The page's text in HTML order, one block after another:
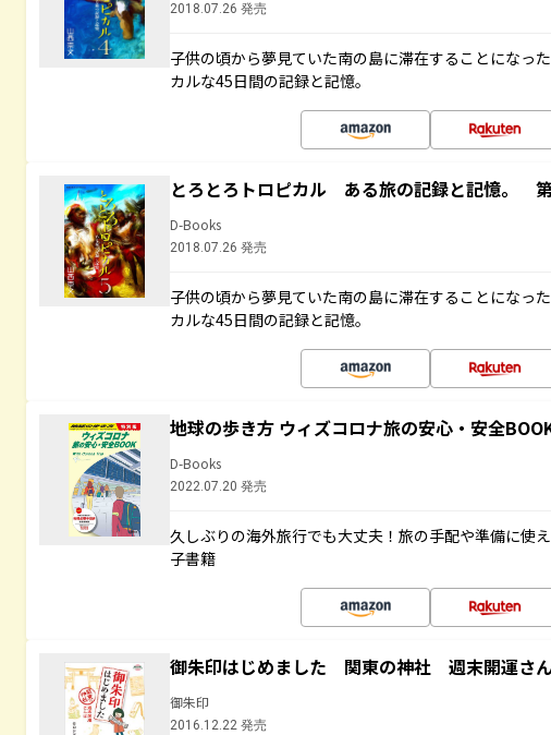
2018.07.26 発売
子供の頃から夢見ていた南の島に滞在することになっ
カルな45日間の記録と記憶。
とろとろトロピカル ある旅の記録と記憶。
D-Books
2018.07.26 発売
子供の頃から夢見ていた南の島に滞在することになっ
カルな45日間の記録と記憶。
地球の歩き方 ウィズコロナ旅の安心・安全
D-Books
2022.07.20 発売
久しぶりの海外旅行でも大丈夫！旅の手配や準備に使
子書籍
御朱印はじめました 関東の神社 週末開運さ
御朱印
2016.12.22 発売